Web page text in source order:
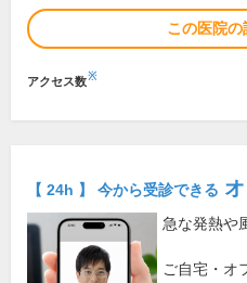
この医院の
アクセス数※
【 24h 】 今から受診できる
急な発熱や
ご自宅・オ